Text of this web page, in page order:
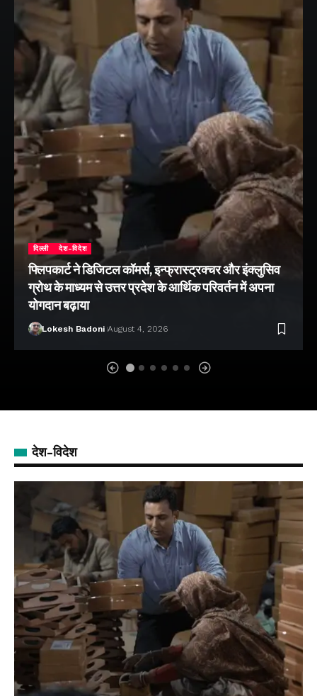
दिल्ली देश-विदेश
फ्लिपकार्ट ने डिजिटल कॉमर्स, इन्फ्रास्ट्रक्चर और इंक्लुसिव
ग्रोथ के माध्यम से उत्तर प्रदेश के आर्थिक परिवर्तन में अपना
योगदान बढ़ाया
Lokesh Badoni August 4, 2026
देश-विदेश